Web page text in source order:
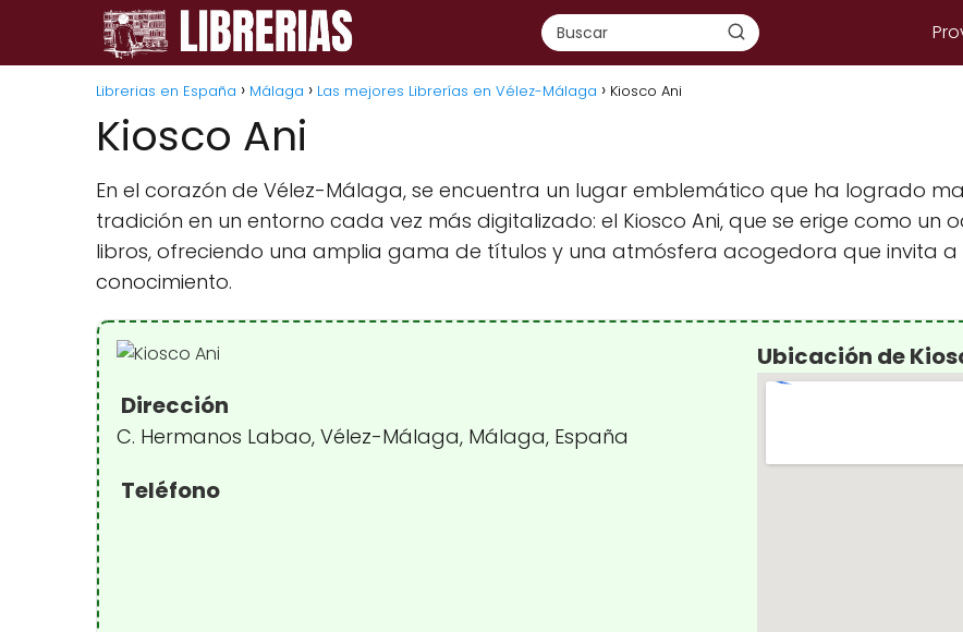
Librerias en España Málaga Las mejores Librerías en Vélez-Málaga Kiosco Ani
Kiosco Ani
En el corazón de Vélez-Málaga, se encuentra un lugar emblemático que ha logrado
tradición en un entorno cada vez más digitalizado: el Kiosco Ani, que se erige como un
libros, ofreciendo una amplia gama de títulos y una atmósfera acogedora que invita a
conocimiento.
Dirección
C. Hermanos Labao, Vélez-Málaga, Málaga, España
Teléfono
Ubicación de